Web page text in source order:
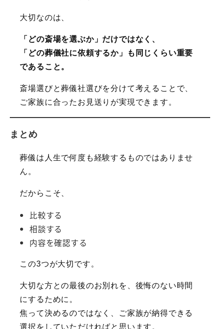
大切なのは、
「どの斎場を選ぶか」だけではなく、
「どの葬儀社に依頼するか」も同じくらい重要
であること。
斎場選びと葬儀社選びを分けて考えることで、
ご家族に合ったお見送りが実現できます。
まとめ
葬儀は人生で何度も経験するものではありませ
ん。
だからこそ、
比較する
相談する
内容を確認する
この3つが大切です。
大切な方との最後のお別れを、後悔のない時間
にするために。
焦って決めるのではなく、ご家族が納得できる
選択をしていただければと思います。